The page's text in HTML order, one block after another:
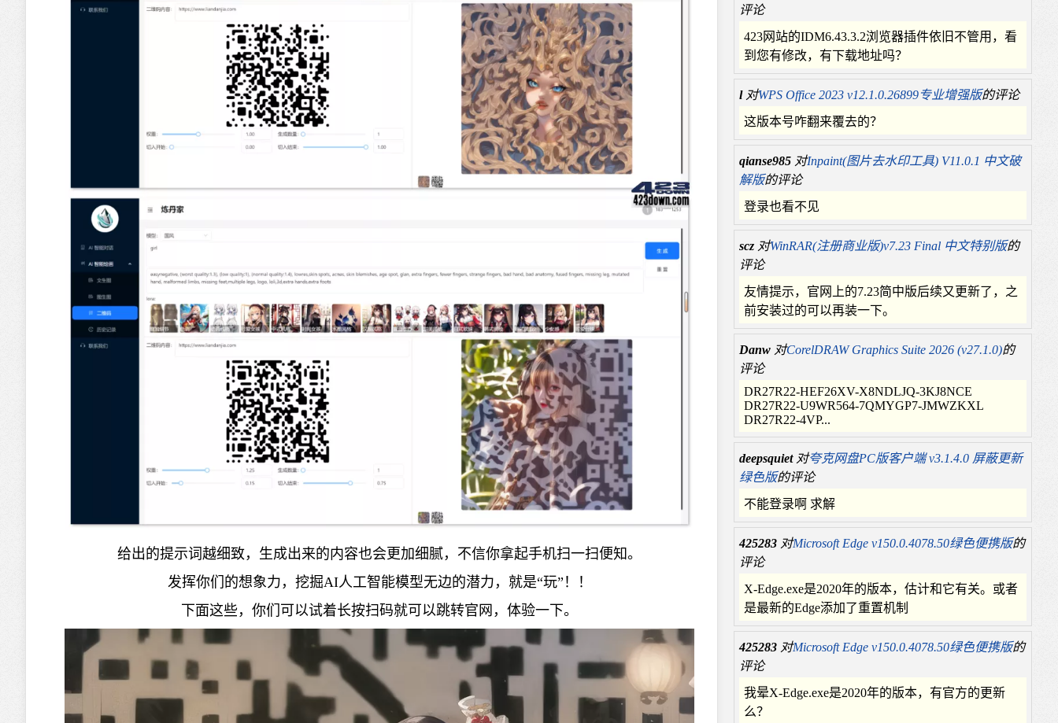
给出的提示词越细致，生成出来的内容也会更加细腻，不信你拿起手机扫一扫便知。
发挥你们的想象力，挖掘AI人工智能模型无边的潜力，就是“玩”！！
下面这些，你们可以试着长按扫码就可以跳转官网，体验一下。
评论
423网站的IDM6.43.3.2浏览器插件依旧不管用，看
到您有修改，有下载地址吗？
l 对WPS Office 2023 v12.1.0.26899专业增强版的评论
这版本号咋翻来覆去的？
qianse985 对Inpaint(图片去水印工具) V11.0.1 中文破
解版的评论
登录也看不见
scz 对WinRAR(注册商业版)v7.23 Final 中文特别版的
评论
友情提示，官网上的7.23简中版后续又更新了，之
前安装过的可以再装一下。
Danw 对CorelDRAW Graphics Suite 2026 (v27.1.0)的
评论
DR27R22-HEF26XV-X8NDLJQ-3KJ8NCE
DR27R22-U9WR564-7QMYGP7-JMWZKXL
DR27R22-4VP...
deepsquiet 对夸克网盘PC版客户端 v3.1.4.0 屏蔽更新
绿色版的评论
不能登录啊 求解
425283 对Microsoft Edge v150.0.4078.50绿色便携版的
评论
X-Edge.exe是2020年的版本，估计和它有关。或者
是最新的Edge添加了重置机制
425283 对Microsoft Edge v150.0.4078.50绿色便携版的
评论
我晕X-Edge.exe是2020年的版本，有官方的更新
么？